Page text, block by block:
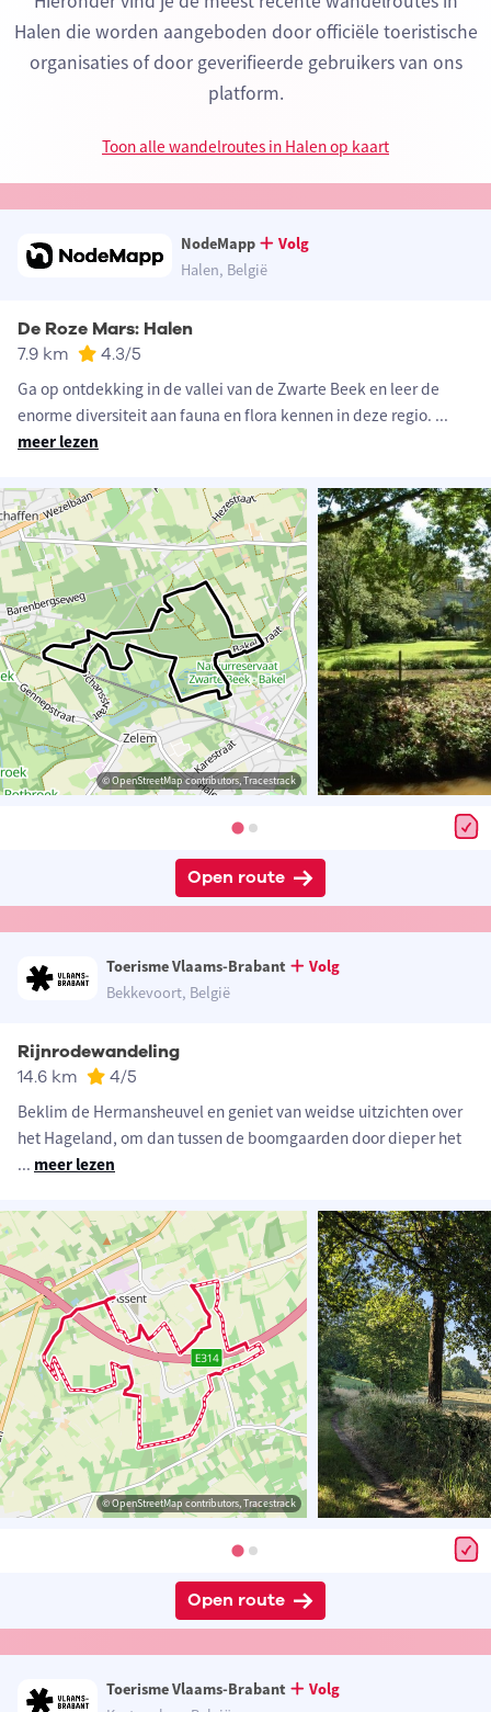
Halen die worden aangeboden door officiële toeristische
organisaties of door geverifieerde gebruikers van ons
platform.
Toon alle wandelroutes in Halen op kaart
NodeMapp
Volg
Halen, België
De Roze Mars: Halen
7.9 km 4.3/5
Ga op ontdekking in de vallei van de Zwarte Beek en leer de
enorme diversiteit aan fauna en flora kennen in deze regio. ...
meer lezen
© OpenStreetMap contributors, Tracestrack
Open route
Toerisme Vlaams-Brabant
Volg
Bekkevoort, België
Rijnrodewandeling
14.6 km 4/5
Beklim de Hermansheuvel en geniet van weidse uitzichten over
het Hageland, om dan tussen de boomgaarden door dieper het
... meer lezen
© OpenStreetMap contributors, Tracestrack
Open route
Toerisme Vlaams-Brabant
Volg